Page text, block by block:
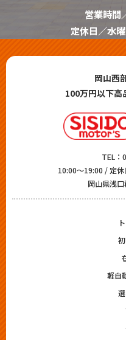
営業時間
定休日／水
岡山西
100万円以下高
TEL：
10:00～19:00 / 定
岡山県浅
軽自